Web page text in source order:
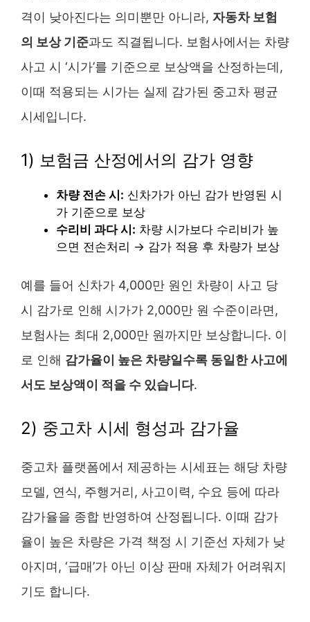
격이 낮아진다는 의미뿐만 아니라, 자동차 보험
의 보상 기준과도 직결됩니다. 보험사에서는 차량
사고 시 ‘시가’를 기준으로 보상액을 산정하는데,
이때 적용되는 시가는 실제 감가된 중고차 평균
시세입니다.
1) 보험금 산정에서의 감가 영향
차량 전손 시: 신차가가 아닌 감가 반영된 시
가 기준으로 보상
수리비 과다 시: 차량 시가보다 수리비가 높
으면 전손처리 → 감가 적용 후 차량가 보상
예를 들어 신차가 4,000만 원인 차량이 사고 당
시 감가로 인해 시가가 2,000만 원 수준이라면,
보험사는 최대 2,000만 원까지만 보상합니다. 이
로 인해 감가율이 높은 차량일수록 동일한 사고에
서도 보상액이 적을 수 있습니다.
2) 중고차 시세 형성과 감가율
중고차 플랫폼에서 제공하는 시세표는 해당 차량
모델, 연식, 주행거리, 사고이력, 수요 등에 따라
감가율을 종합 반영하여 산정됩니다. 이때 감가
율이 높은 차량은 가격 책정 시 기준선 자체가 낮
아지며, ‘급매’가 아닌 이상 판매 자체가 어려워지
기도 합니다.